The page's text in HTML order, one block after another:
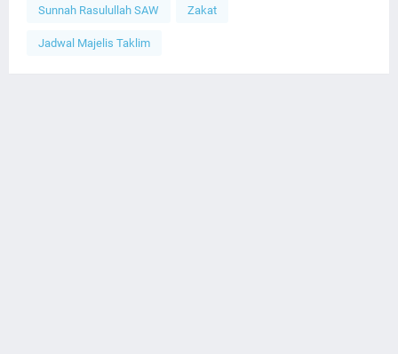
Sunnah Rasulullah SAW Zakat
Jadwal Majelis Taklim